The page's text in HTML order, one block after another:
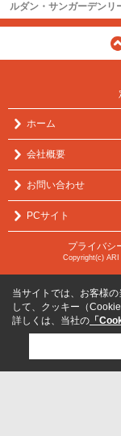
ルダン・サンガーデンリ
ホーム
会社概要
お問い合わせ
PCサイト
プライバシ
Copyright(c)
当サイトでは、お客様
して、クッキー（
詳しくは、当社の 「